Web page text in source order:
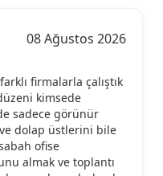
08 Ağustos 2026
firmalarla çalıştık
kimsede
sadece görünür
dolap üstlerini bile
ofise
almak ve toplantı